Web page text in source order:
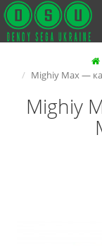
Mighiy Max —
Mighiy